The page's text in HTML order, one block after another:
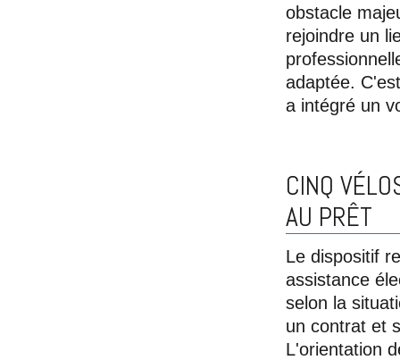
obstacle
rejoindre un
adaptée.
a intégré un
CINQ
AU PRÊT
Le dispositif
assistance
selon la
un contrat et
L'orientation